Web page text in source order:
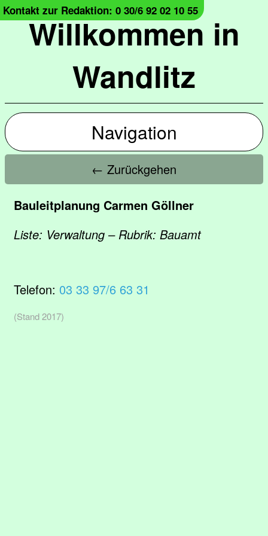
Willkommen in
Wandlitz
Kontakt zur Redaktion: 0 30/6 92 02 10 55
Navigation
← Zurückgehen
Bauleitplanung Carmen Göllner
Liste: Verwaltung – Rubrik: Bauamt
Telefon: 03 33 97/6 63 31
(Stand 2017)